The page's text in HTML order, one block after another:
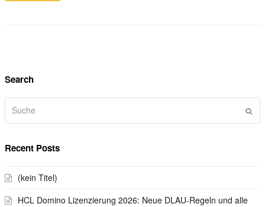
Search
Recent Posts
(kein Titel)
HCL Domino Lizenzierung 2026: Neue DLAU-Regeln und alle